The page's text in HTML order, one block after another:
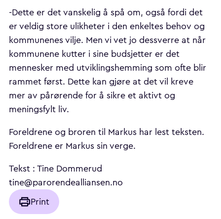
-Dette er det vanskelig å spå om, også fordi det
er veldig store ulikheter i den enkeltes behov og
kommunenes vilje. Men vi vet jo dessverre at når
kommunene kutter i sine budsjetter er det
mennesker med utviklingshemming som ofte blir
rammet først. Dette kan gjøre at det vil kreve
mer av pårørende for å sikre et aktivt og
meningsfylt liv.
Foreldrene og broren til Markus har lest teksten.
Foreldrene er Markus sin verge.
Tekst : Tine Dommerud
tine@parorendealliansen.no
Print